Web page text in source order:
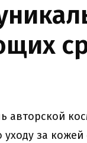
уходу за